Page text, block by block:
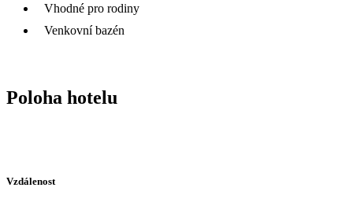
Vhodné pro rodiny
Venkovní bazén
Poloha hotelu
Vzdálenost